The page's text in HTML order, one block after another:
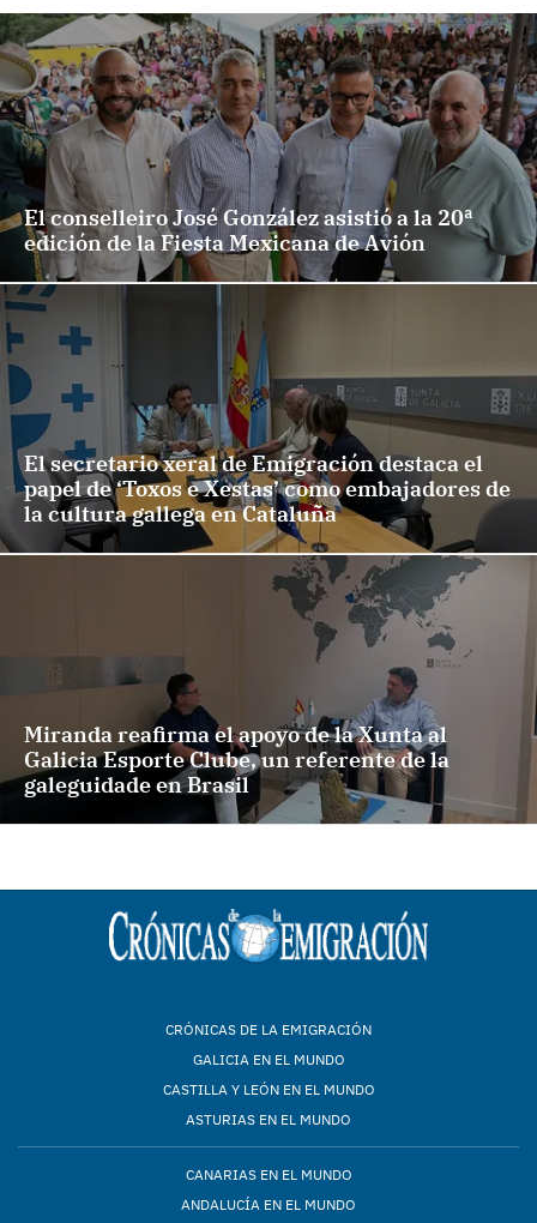
El conselleiro José González asistió a la 20ª
edición de la Fiesta Mexicana de Avión
El secretario xeral de Emigración destaca el
papel de ‘Toxos e Xestas’ como embajadores de
la cultura gallega en Cataluña
Miranda reafirma el apoyo de la Xunta al
Galicia Esporte Clube, un referente de la
galeguidade en Brasil
CRÓNICAS DE LA EMIGRACIÓN
GALICIA EN EL MUNDO
CASTILLA Y LEÓN EN EL MUNDO
ASTURIAS EN EL MUNDO
CANARIAS EN EL MUNDO
ANDALUCÍA EN EL MUNDO